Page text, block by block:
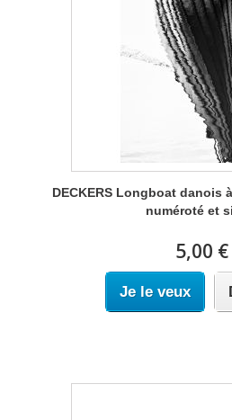
DECKERS Longboat danois
numéroté et
5,00 €
Je le veux